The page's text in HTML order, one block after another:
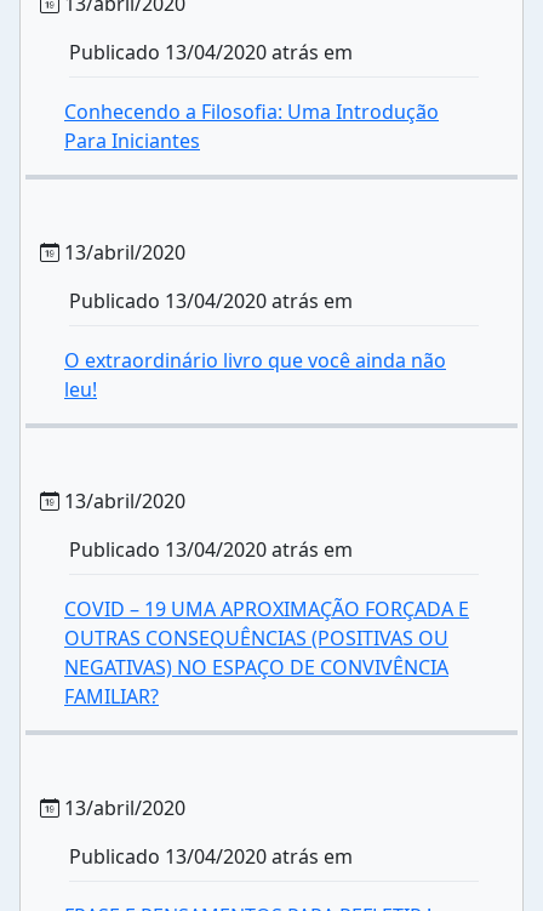
Publicado 13/04/2020 atrás em
Conhecendo a Filosofia: Uma Introdução
Para Iniciantes
13/abril/2020
Publicado 13/04/2020 atrás em
O extraordinário livro que você ainda não
leu!
13/abril/2020
Publicado 13/04/2020 atrás em
COVID – 19 UMA APROXIMAÇÃO FORÇADA E
OUTRAS CONSEQUÊNCIAS (POSITIVAS OU
NEGATIVAS) NO ESPAÇO DE CONVIVÊNCIA
FAMILIAR?
13/abril/2020
Publicado 13/04/2020 atrás em